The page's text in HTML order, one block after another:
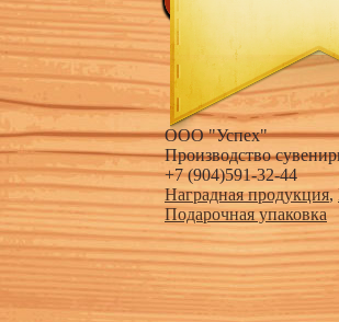
ООО "Успех"
Производство
+7 (904)591-32-44
Наградная продукция,
Подарочная упаковка